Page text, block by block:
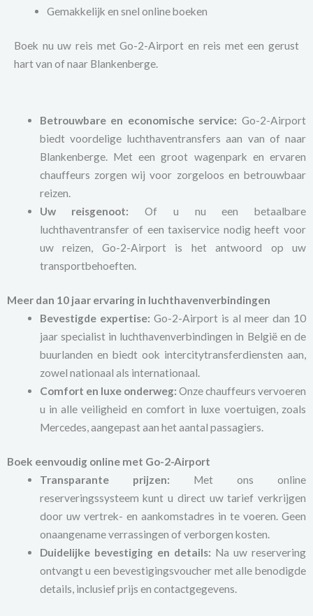
Gemakkelijk en snel online boeken
Boek nu uw reis met Go-2-Airport en reis met een gerust
hart van of naar Blankenberge.
Betrouwbare en economische service: Go-2-Airport
biedt voordelige luchthaventransfers aan van of naar
Blankenberge. Met een groot wagenpark en ervaren
chauffeurs zorgen wij voor zorgeloos en betrouwbaar
reizen.
Uw reisgenoot: Of u nu een betaalbare
luchthaventransfer of een taxiservice nodig heeft voor
uw reizen, Go-2-Airport is het antwoord op uw
transportbehoeften.
Meer dan 10 jaar ervaring in luchthavenverbindingen
Bevestigde expertise: Go-2-Airport is al meer dan 10
jaar specialist in luchthavenverbindingen in België en de
buurlanden en biedt ook intercitytransferdiensten aan,
zowel nationaal als internationaal.
Comfort en luxe onderweg: Onze chauffeurs vervoeren
u in alle veiligheid en comfort in luxe voertuigen, zoals
Mercedes, aangepast aan het aantal passagiers.
Boek eenvoudig online met Go-2-Airport
Transparante prijzen: Met ons online
reserveringssysteem kunt u direct uw tarief verkrijgen
door uw vertrek- en aankomstadres in te voeren. Geen
onaangename verrassingen of verborgen kosten.
Duidelijke bevestiging en details: Na uw reservering
ontvangt u een bevestigingsvoucher met alle benodigde
details, inclusief prijs en contactgegevens.